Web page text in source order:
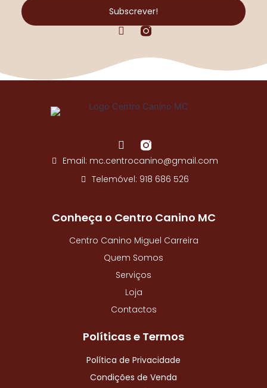
de
e-
Subscrever!
F
e
o
k
F
a
c
e
k
f
Email: mc.centrocanino@gmail.com
Telemóvel: 918 686 526
Conheça o Centro Canino MC
Centro Canino Miguel Carreira
Quem Somos
Serviços
Loja
Contactos
Políticas e Termos
Política de Privacidade
Condições de Venda